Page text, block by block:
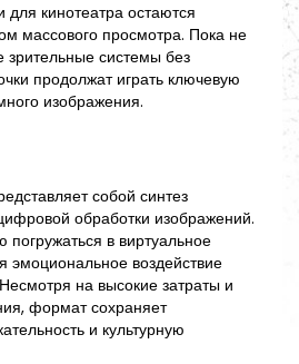
кинотеатра остаются
массового просмотра. Пока не
зрительные системы без
продолжат играть ключевую
изображения.
собой синтез
обработки изображений.
в виртуальное
эмоциональное воздействие
на высокие затраты и
формат сохраняет
и культурную